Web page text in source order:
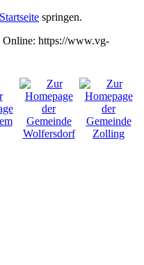
springen.
Online: https://www.vg-